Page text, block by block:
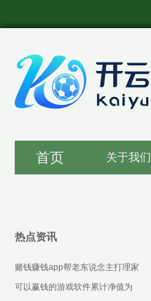
首页 关于我们
热点资讯
赌钱赚钱app帮老东说念主打理家
务-可以赢钱的游戏软件下载
可以赢钱的游戏软件累计净值为